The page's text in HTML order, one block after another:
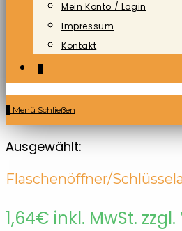
Mein Konto / Login
Impressum
Kontakt
Menü Schließen
Ausgewählt:
Flaschenöffner/
1,64€ inkl. MwSt.